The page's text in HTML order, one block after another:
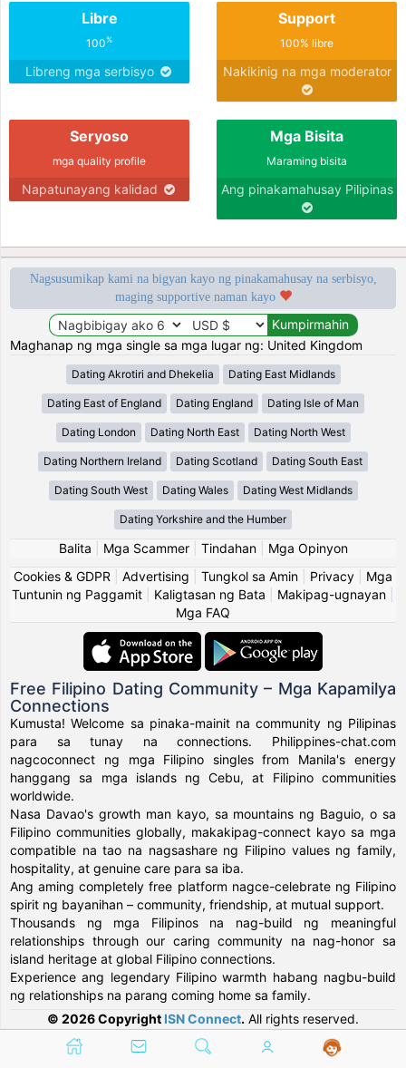
Libre
100%
Libreng mga serbisyo
Support
100% libre
Nakikinig na mga moderator
Seryoso
mga quality profile
Napatunayang kalidad
Mga Bisita
Maraming bisita
Ang pinakamahusay Pilipinas
Nagsusumikap kami na bigyan kayo ng pinakamahusay na serbisyo,
maging supportive naman kayo
Maghanap ng mga single sa mga lugar ng: United Kingdom
Dating Akrotiri and Dhekelia Dating East Midlands
Dating East of England Dating England Dating Isle of Man
Dating London Dating North East Dating North West
Dating Northern Ireland Dating Scotland Dating South East
Dating South West Dating Wales Dating West Midlands
Dating Yorkshire and the Humber
Balita Mga Scammer| Tindahan| Mga Opinyon
Cookies & GDPR
Advertising Tungkol sa Amin Privacy
Mga
Tuntunin ng Paggamit
Kaligtasan ng Bata Makipag-ugnayan
Mga FAQ
Free Filipino Dating Community – Mga Kapamilya
Connections
Kumusta! Welcome sa pinaka-mainit na community ng Pilipinas
para sa tunay na connections. Philippines-chat.com
nagcoconnect ng mga Filipino singles from Manila's energy
hanggang sa mga islands ng Cebu, at Filipino communities
worldwide.
Nasa Davao's growth man kayo, sa mountains ng Baguio, o sa
Filipino communities globally, makakipag-connect kayo sa mga
compatible na tao na nagsashare ng Filipino values ng family,
hospitality, at genuine care para sa iba.
Ang aming completely free platform nagce-celebrate ng Filipino
spirit ng bayanihan – community, friendship, at mutual support.
Thousands ng mga Filipinos na nag-build ng meaningful
relationships through our caring community na nag-honor sa
island heritage at global Filipino connections.
Experience ang legendary Filipino warmth habang nagbu-build
ng relationships na parang coming home sa family.
© 2026 Copyright ISN Connect. All rights reserved.